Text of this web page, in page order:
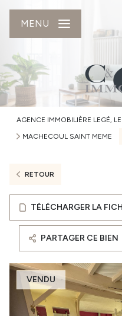
MENU
AGENCE IMMOBILIÈRE LEGÉ,
MACHECOUL SAINT MEME
RETOUR
TÉLÉCHARGER LA
PARTAGER CE BIEN
VENDU